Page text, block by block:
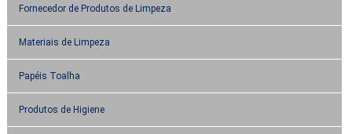
Fornecedor de Produtos de Limpeza
Materiais de Limpeza
Papéis Toalha
Produtos de Higiene